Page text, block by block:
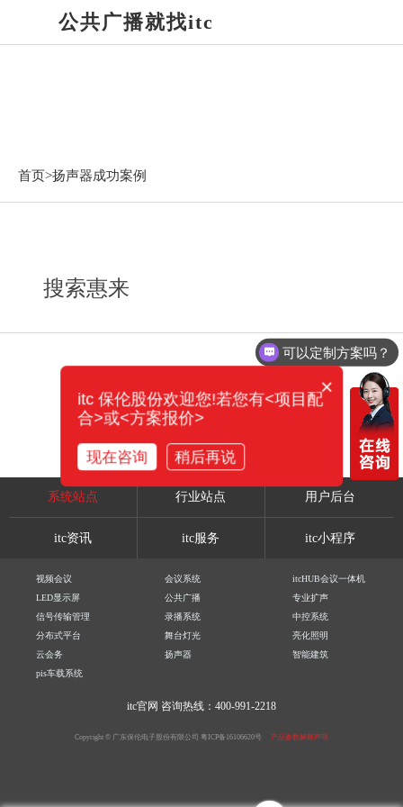
公共广播就找itc
首页>扬声器成功案例
搜索惠来
系统站点 行业站点 用户后台
itc资讯 itc服务 itc小程序
视频会议 会议系统
itcHUB会议一体机
LED显示屏
公共广播
专业扩声
信号传输管理
录播系统
中控系统
分布式平台
舞台灯光
亮化照明
云会务
扬声器
智能建筑
pis车载系统
itc官网 咨询热线：400-991-2218
Copyright © 广东保伦电子股份有限公司 粤ICP备16106620号 产品参数解释声明
可以定制方案吗？
×
itc 保伦股份欢迎您!若您有<项目配
合>或<方案报价>
现在咨询 稍后再说